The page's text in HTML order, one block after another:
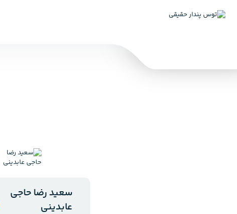
سعید رضا حاجی
عابدینی